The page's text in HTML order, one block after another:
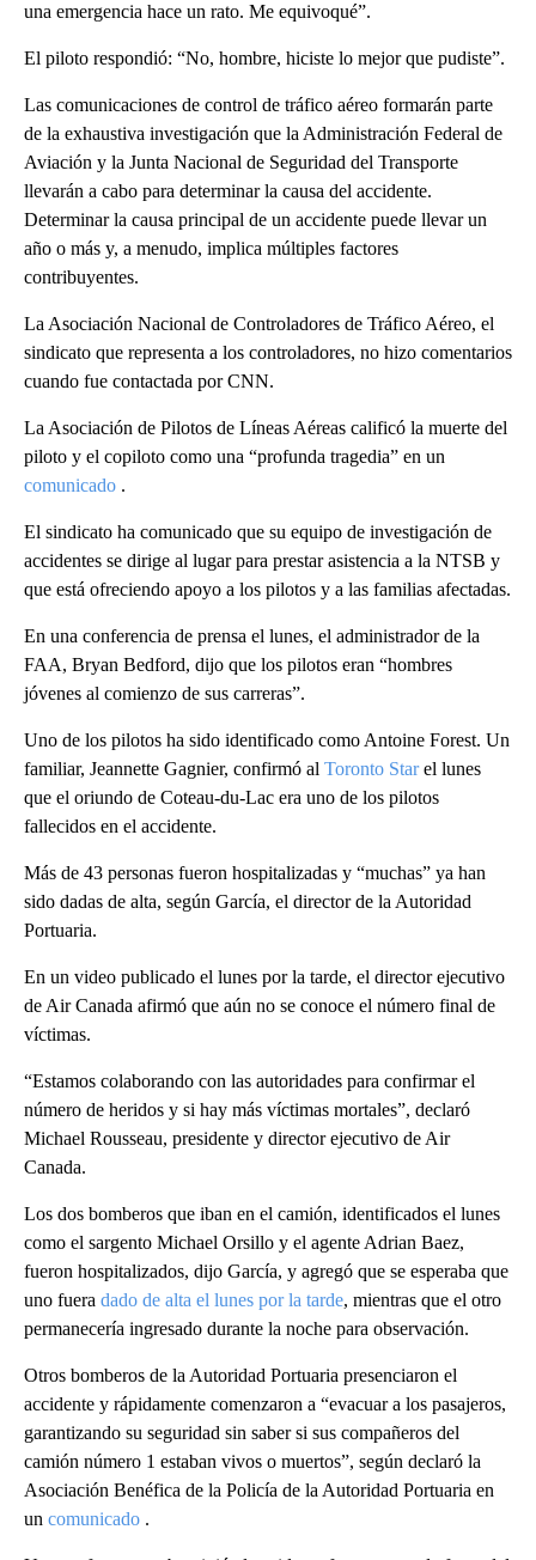
una emergencia hace un rato. Me equivoqué”.
El piloto respondió: “No, hombre, hiciste lo mejor que pudiste”.
Las comunicaciones de control de tráfico aéreo formarán parte
de la exhaustiva investigación que la Administración Federal de
Aviación y la Junta Nacional de Seguridad del Transporte
llevarán a cabo para determinar la causa del accidente.
Determinar la causa principal de un accidente puede llevar un
año o más y, a menudo, implica múltiples factores
contribuyentes.
La Asociación Nacional de Controladores de Tráfico Aéreo, el
sindicato que representa a los controladores, no hizo comentarios
cuando fue contactada por CNN.
La Asociación de Pilotos de Líneas Aéreas calificó la muerte del
piloto y el copiloto como una “profunda tragedia” en un
comunicado .
El sindicato ha comunicado que su equipo de investigación de
accidentes se dirige al lugar para prestar asistencia a la NTSB y
que está ofreciendo apoyo a los pilotos y a las familias afectadas.
En una conferencia de prensa el lunes, el administrador de la
FAA, Bryan Bedford, dijo que los pilotos eran “hombres
jóvenes al comienzo de sus carreras”.
Uno de los pilotos ha sido identificado como Antoine Forest. Un
familiar, Jeannette Gagnier, confirmó al Toronto Starel lunes
que el oriundo de Coteau-du-Lac era uno de los pilotos
fallecidos en el accidente.
Más de 43 personas fueron hospitalizadas y “muchas” ya han
sido dadas de alta, según García, el director de la Autoridad
Portuaria.
En un video publicado el lunes por la tarde, el director ejecutivo
de Air Canada afirmó que aún no se conoce el número final de
víctimas.
“Estamos colaborando con las autoridades para confirmar el
número de heridos y si hay más víctimas mortales”, declaró
Michael Rousseau, presidente y director ejecutivo de Air
Canada.
Los dos bomberos que iban en el camión, identificados el lunes
como el sargento Michael Orsillo y el agente Adrian Baez,
fueron hospitalizados, dijo García, y agregó que se esperaba que
uno fuera dado de alta el lunes por la tarde, mientras que el otro
permanecería ingresado durante la noche para observación.
Otros bomberos de la Autoridad Portuaria presenciaron el
accidente y rápidamente comenzaron a “evacuar a los pasajeros,
garantizando su seguridad sin saber si sus compañeros del
camión número 1 estaban vivos o muertos”, según declaró la
Asociación Benéfica de la Policía de la Autoridad Portuaria en
un comunicado .